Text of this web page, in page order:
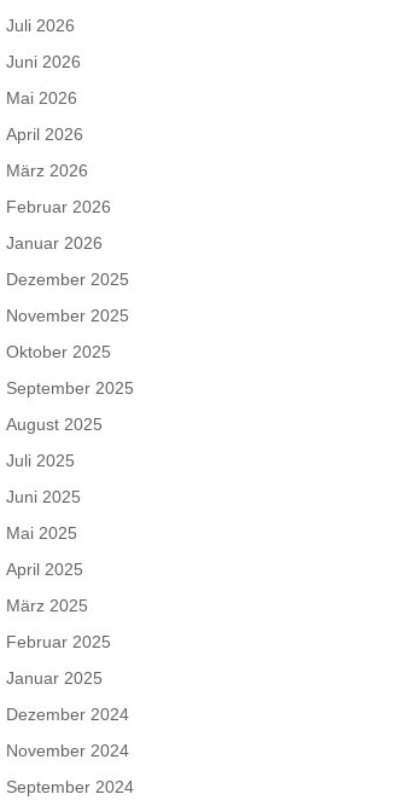
Juli 2026
Juni 2026
Mai 2026
April 2026
März 2026
Februar 2026
Januar 2026
Dezember 2025
November 2025
Oktober 2025
September 2025
August 2025
Juli 2025
Juni 2025
Mai 2025
April 2025
März 2025
Februar 2025
Januar 2025
Dezember 2024
November 2024
September 2024